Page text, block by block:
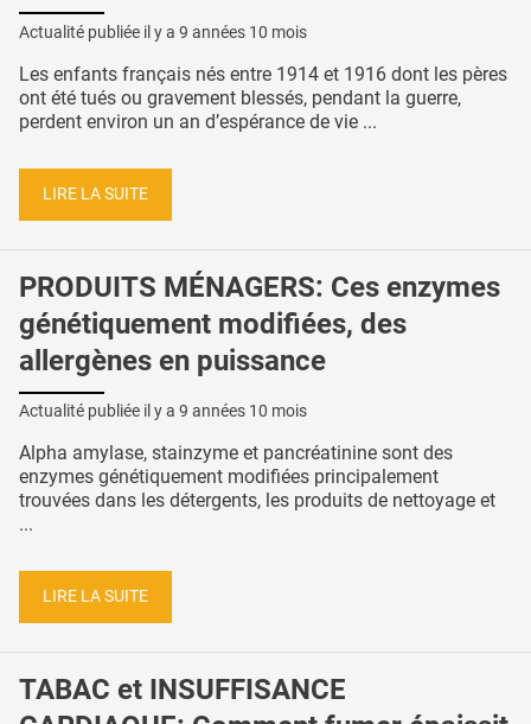
Actualité publiée il y a 9 années 10 mois
Les enfants français nés entre 1914 et 1916 dont les pères
ont été tués ou gravement blessés, pendant la guerre,
perdent environ un an d’espérance de vie ...
LIRE LA SUITE
PRODUITS MÉNAGERS: Ces enzymes
génétiquement modifiées, des
allergènes en puissance
Actualité publiée il y a 9 années 10 mois
Alpha amylase, stainzyme et pancréatinine sont des
enzymes génétiquement modifiées principalement
trouvées dans les détergents, les produits de nettoyage et
...
LIRE LA SUITE
TABAC et INSUFFISANCE